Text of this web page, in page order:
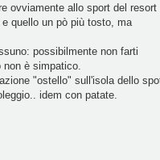
ovviamente allo sport del resort
quello un pò più tosto, ma
possibilmente non farti
è simpatico.
"ostello" sull'isola dello
idem con patate.